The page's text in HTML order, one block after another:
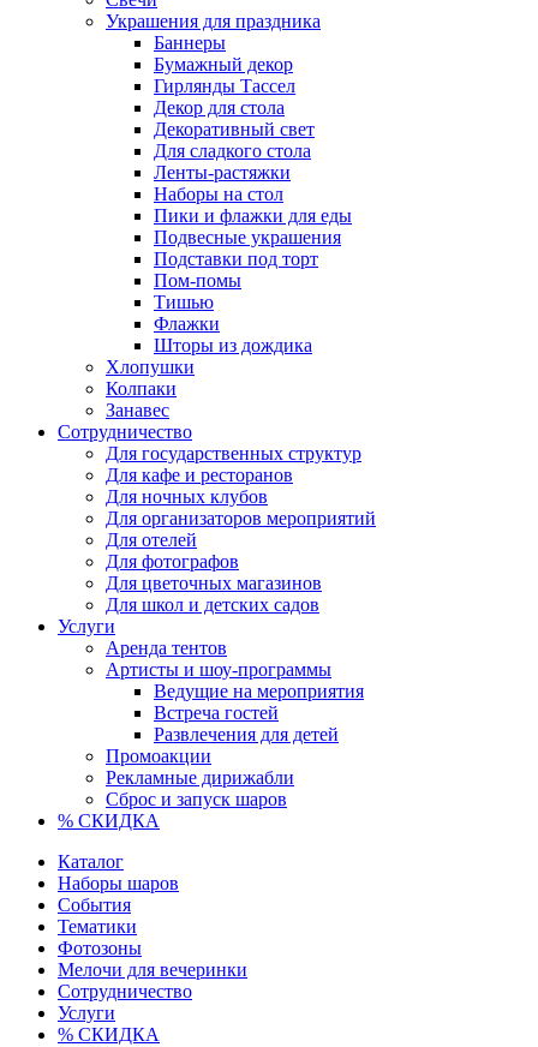
Украшения для праздника
Баннеры
Бумажный декор
Гирлянды Тассел
Декор для стола
Декоративный свет
Для сладкого стола
Ленты-растяжки
Наборы на стол
Пики и флажки для еды
Подвесные украшения
Подставки под торт
Пом-помы
Тишью
Флажки
Шторы из дождика
Хлопушки
Колпаки
Занавес
Сотрудничество
Для государственных структур
Для кафе и ресторанов
Для ночных клубов
Для организаторов мероприятий
Для отелей
Для фотографов
Для цветочных магазинов
Для школ и детских садов
Услуги
Аренда тентов
Артисты и шоу-программы
Ведущие на мероприятия
Встреча гостей
Развлечения для детей
Промоакции
Рекламные дирижабли
Сброс и запуск шаров
% СКИДКА
Каталог
Наборы шаров
События
Тематики
Фотозоны
Мелочи для вечеринки
Сотрудничество
Услуги
% СКИДКА